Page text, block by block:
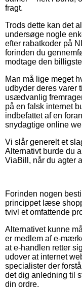
fragt.
Trods dette kan det
undersøge nogle
efter rabatkoder på
forinden du
modtage den
Man må lige meget
udbyder deres varer
usædvanlig
på en falsk internet
indbefattet af en
snydagtige online
Vi slår generelt et
Alternativt burde du
ViaBill, når du agter
Forinden nogen
princippet læse
tvivl et omfattende
Alternativet kunne
er medlem af e-
at e-handlen retter
udover at internet
specialister der
det dig anledning til
din ordre.